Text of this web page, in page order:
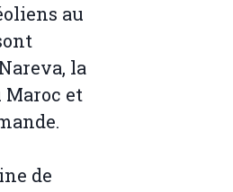
au
la
et
de